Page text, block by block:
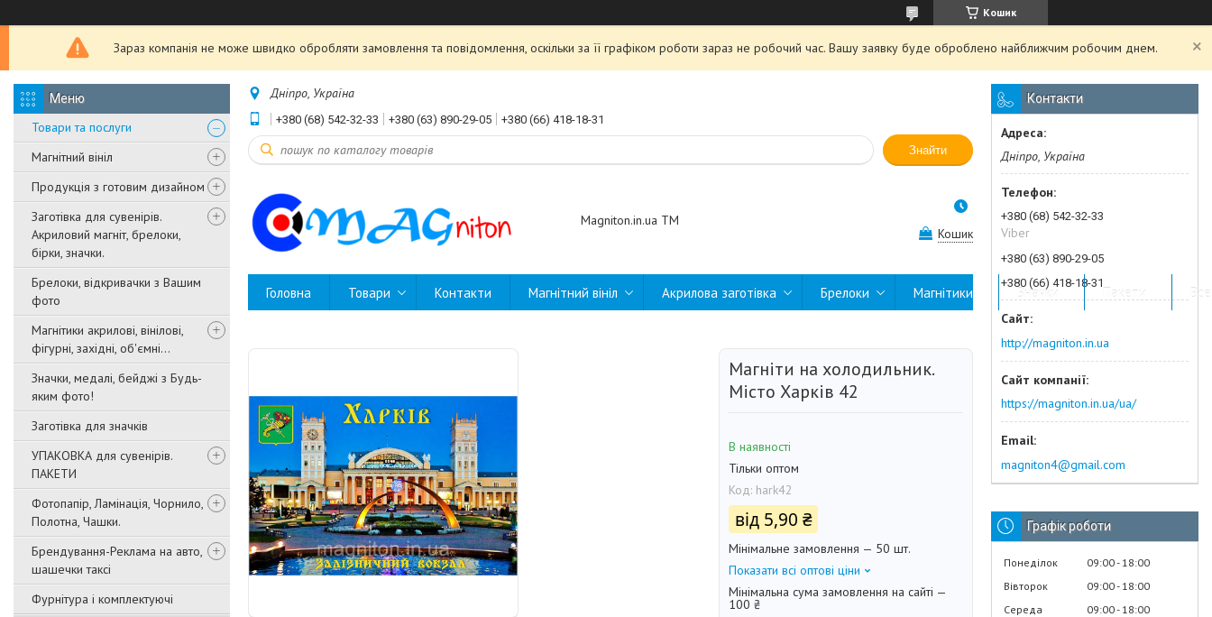
Кошик
Зараз компанія не може швидко обробляти замовлення та повідомлення, оскільки за її графіком роботи зараз не робочий час. Вашу заявку буде оброблено найближчим робочим днем.
Товари та послуги
Магнітний вініл
Продукція з готовим дизайном
Заготівка для сувенірів.
Акриловий магніт, брелоки,
бірки, значки.
Брелоки, відкривачки з Вашим
фото
Магнітики акрилові, вінілові,
фігурні, західні, об'ємні...
Значки, медалі, бейджі з Будь-
яким фото!
Заготівка для значків
УПАКОВКА для сувенірів.
ПАКЕТИ
Фотопапір, Ламінація, Чорнило,
Полотна, Чашки.
Брендування-Реклама на авто,
шашечки таксі
Фурнітура і комплектуючі
Дніпро, Україна
+380 (68) 542-32-33 +380 (63) 890-29-05 +380 (66) 418-18-31
Знайти
Magniton.in.ua ТМ
Кошик
Головна Товари Контакти Магнітний вініл Акрилова заготівка Брелоки Магнітики Значки Пакети
Магніти на холодильник.
Місто Харків 42
В наявності
Тільки оптом
Код: hark42
від 5,90 ₴
Мінімальне замовлення — 50 шт.
Показати всі оптові ціни
Мінімальна сума замовлення на сайті —
100 ₴
Контакти
Дніпро, Україна
+380 (68) 542-32-33
Viber
+380 (63) 890-29-05
+380 (66) 418-18-31
http://magniton.in.ua
https://magniton.in.ua/ua/
magniton4@gmail.com
Графік роботи
Понеділок 09:00 18:00
Вівторок
09:00 18:00
Середа
09:00 18:00